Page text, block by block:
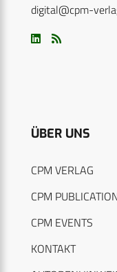
digital@cpm-
ÜBER UNS
CPM VERLAG
CPM
CPM EVENTS
KONTAKT